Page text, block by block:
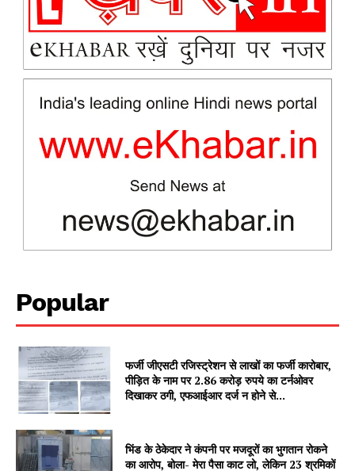
Popular
फर्जी जीएसटी रजिस्ट्रेशन से लाखों का फर्जी कारोबार,
पीड़ित के नाम पर 2.86 करोड़ रुपये का टर्नओवर
दिखाकर ठगी, एफआईआर दर्ज न होने से...
भिंड के ठेकेदार ने कंपनी पर मजदूरों का भुगतान रोकने
का आरोप, बोला- मेरा पैसा काट लो, लेकिन 23 श्रमिकों